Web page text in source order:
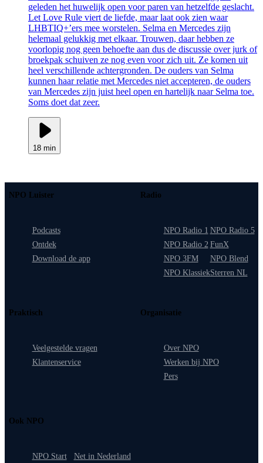
geleden het huwelijk open voor paren van hetzelfde geslacht.
Let Love Rule viert de liefde, maar laat ook zien waar
LHBTIQ+’ers mee worstelen. Selma en Mercedes zijn
helemaal gelukkig met elkaar. Trouwen, daar hebben ze
voorlopig nog geen behoefte aan dus de discussie over jurk of
broekpak schuiven ze nog even voor zich uit. Ze komen uit
heel verschillende achtergronden. De ouders van Selma
kunnen haar relatie met Mercedes niet accepteren, de ouders
van Mercedes zijn juist heel open en hartelijk naar Selma toe.
Soms doet dat zeer.
18 min
NPO Luister
Podcasts
Ontdek
Download de app
Radio
NPO Radio 1
NPO Radio 2
NPO 3FM
NPO Klassiek
NPO Radio 5
FunX
NPO Blend
Sterren NL
Praktisch
Veelgestelde vragen
Klantenservice
Organisatie
Over NPO
Werken bij NPO
Pers
Ook NPO
NPO Start Net in Nederland